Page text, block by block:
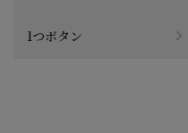
1つボタン